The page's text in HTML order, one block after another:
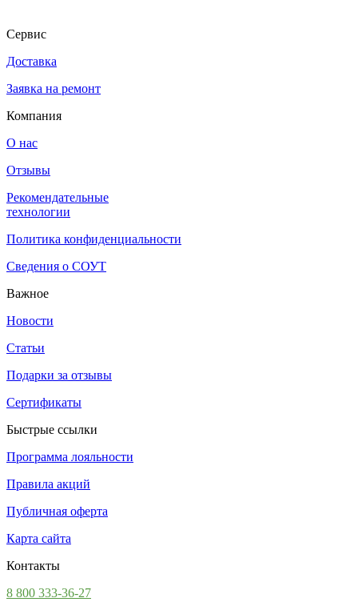
Сервис
Доставка
Заявка на ремонт
Компания
О нас
Отзывы
Рекомендательные
технологии
Политика конфиденциальности
Сведения о СОУТ
Важное
Новости
Статьи
Подарки за отзывы
Сертификаты
Быстрые ссылки
Программа лояльности
Правила акций
Публичная оферта
Карта сайта
Контакты
8 800 333-36-27